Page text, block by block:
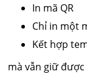
In mã QR
Chỉ in một
Kết hợp
mà vẫn giữ